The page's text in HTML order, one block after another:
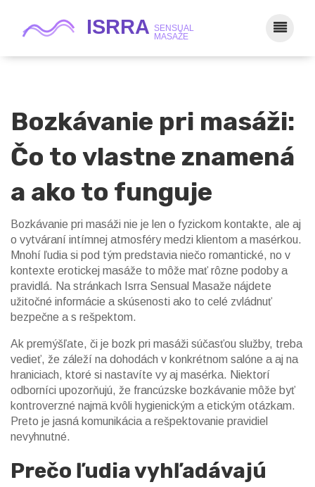
Bozkávanie pri masáži:
Čo to vlastne znamená
a ako to funguje
Bozkávanie pri masáži nie je len o fyzickom kontakte, ale aj
o vytváraní intímnej atmosféry medzi klientom a masérkou.
Mnohí ľudia si pod tým predstavia niečo romantické, no v
kontexte erotickej masáže to môže mať rôzne podoby a
pravidlá. Na stránkach Isrra Sensual Masaže nájdete
užitočné informácie a skúsenosti ako to celé zvládnuť
bezpečne a s rešpektom.
Ak premýšľate, či je bozk pri masáži súčasťou služby, treba
vedieť, že záleží na dohodách v konkrétnom salóne a aj na
hraniciach, ktoré si nastavíte vy aj masérka. Niektorí
odborníci upozorňujú, že francúzske bozkávanie môže byť
kontroverzné najmä kvôli hygienickým a etickým otázkam.
Preto je jasná komunikácia a rešpektovanie pravidiel
nevyhnutné.
Prečo ľudia vyhľadávajú